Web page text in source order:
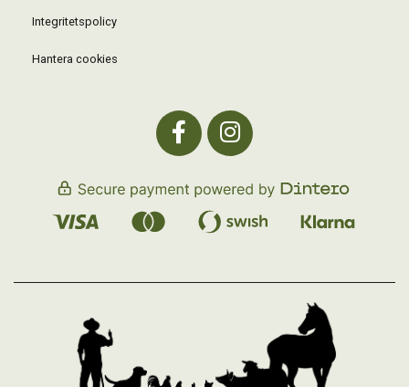
Integritetspolicy
Hantera cookies